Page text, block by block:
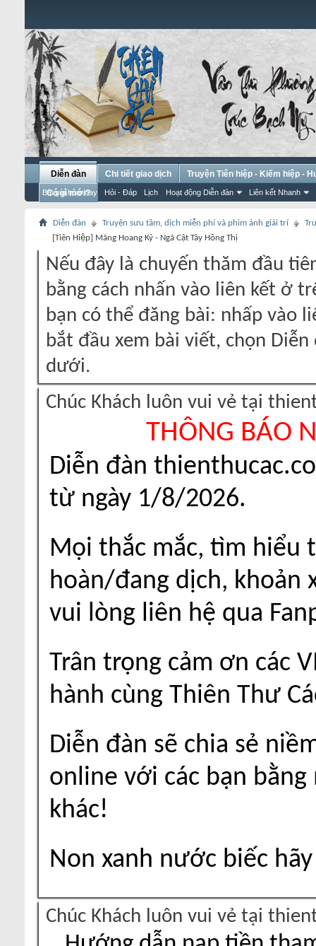
Diễn đàn
Bài gửi hôm nay Hỏi - Đáp Lịch Hoạt động Diễn đàn Liên kết Nhanh
Chi tiết giao dịch
Truyện Tiên hiệp - Kiếm hiệp -
Có gì mới?
Diễn đàn Truyện sưu tầm, dịch miễn phí và phim ảnh giải trí
[Tiên Hiệp] Mãng Hoang Kỷ - Ngã Cật Tây Hồng Thị
Nếu đây là chuyến thăm đầu
bằng cách nhấn vào liên kết ở
bạn có thể đăng bài: nhấp vào
bắt đầu xem bài viết, chọn
dưới.
Chúc Khách luôn vui vẻ tại
THÔNG BÁO
Diễn đàn
từ ngày 1/8/2026.
Mọi thắc mắc, tìm hiểu
hoàn/đang dịch, khoản
vui lòng liên hệ qua
Trân trọng cảm ơn các
hành cùng Thiên Thư
Diễn đàn sẽ chia sẻ
online với các bạn
khác!
Non xanh nước biếc
Chúc Khách luôn vui vẻ tại